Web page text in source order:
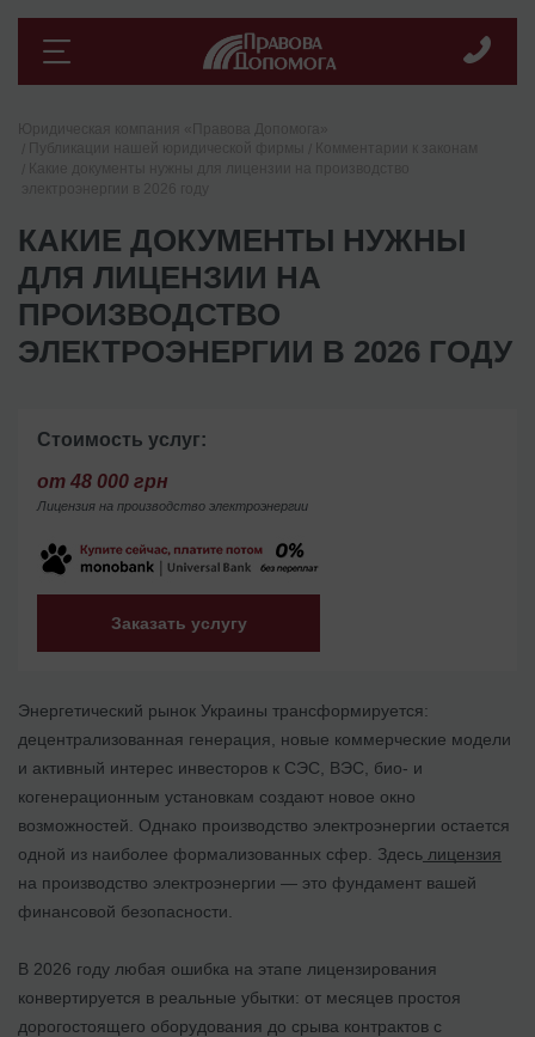
КАКИЕ ДОКУМЕНТЫ НУЖНЫ
ДЛЯ ЛИЦЕНЗИИ НА
ПРОИЗВОДСТВО
ЭЛЕКТРОЭНЕРГИИ В 2026 ГОДУ
Стоимость услуг:
от 48 000 грн
Лицензия на производство электроэнергии
Заказать услугу
Энергетический рынок Украины трансформируется:
децентрализованная генерация, новые коммерческие модели
и активный интерес инвесторов к СЭС, ВЭС, био- и
когенерационным установкам создают новое окно
возможностей. Однако производство электроэнергии остается
одной из наиболее формализованных сфер. Здесь лицензия
на производство электроэнергии — это фундамент вашей
финансовой безопасности.
В 2026 году любая ошибка на этапе лицензирования
конвертируется в реальные убытки: от месяцев простоя
дорогостоящего оборудования до срыва контрактов с